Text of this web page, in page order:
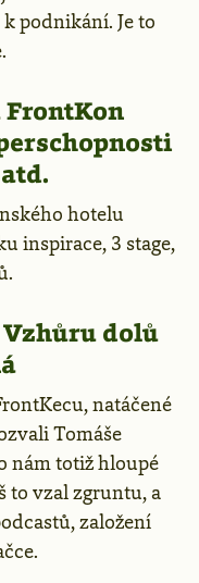
podnikání. Je to
FrontKon
hotelu
inspirace, 3 stage,
Vzhůru dolů
natáčené
Tomáše
nám totiž hloupé
to vzal zgruntu, a
založení